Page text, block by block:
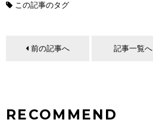
この記事のタグ
前の記事へ 記事一覧へ
RECOMMEND